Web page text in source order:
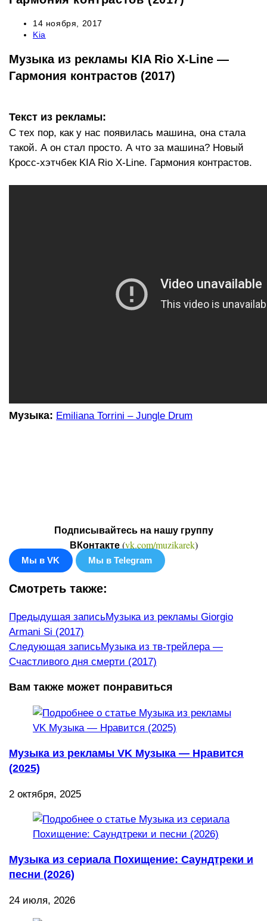
Запись
опубликована:
14 ноября, 2017
Рубрика
Kia
Музыка из рекламы KIA Rio X-Line —
Гармония контрастов (2017)
Текст из рекламы:
С тех пор, как у нас появилась машина, она стала
такой. А он стал просто. А что за машина? Новый
Кросс-хэтчбек KIA Rio X-Line. Гармония контрастов.
Музыка: Emiliana Torrini – Jungle Drum
Подписывайтесь на нашу группу
ВКонтакте (vk.com/muzikarek)
Мы в VK Мы в Telegram
Смотреть также:
Еще
статьи
Предыдущая записьМузыка из рекламы Giorgio
Armani Si (2017)
Следующая записьМузыка из тв-трейлера —
Счастливого дня смерти (2017)
Вам также может понравиться
Музыка из рекламы VK Музыка — Нравится
(2025)
2 октября, 2025
Музыка из сериала Похищение: Саундтреки и
песни (2026)
24 июля, 2026